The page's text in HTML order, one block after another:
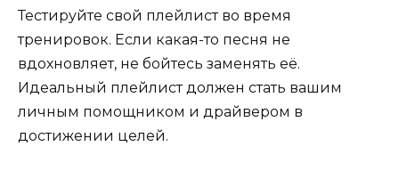
Тестируйте свой плейлист во время
тренировок. Если какая-то песня не
вдохновляет, не бойтесь заменять её.
Идеальный плейлист должен стать вашим
личным помощником и драйвером в
достижении целей.